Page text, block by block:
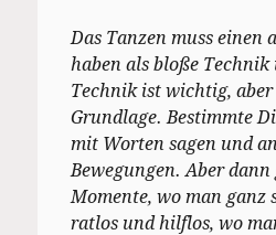
Das Tanzen muss einen
haben als bloße
Technik ist wichtig,
Grundlage. Bestimmte
mit Worten sagen und
Bewegungen. Aber dann
Momente, wo man ganz
ratlos und hilflos, wo